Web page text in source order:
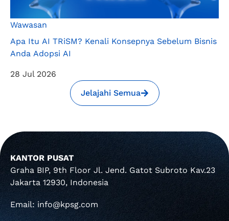
Jelajahi Semua
Wawasan
Apa Itu AI TRiSM? Kenali Konsepnya Sebelum Bisnis
Anda Adopsi AI
28 Jul 2026
KANTOR PUSAT
Graha BIP, 9th Floor Jl. Jend. Gatot Subroto Kav.23
Jakarta 12930, Indonesia
Email: info@kpsg.com